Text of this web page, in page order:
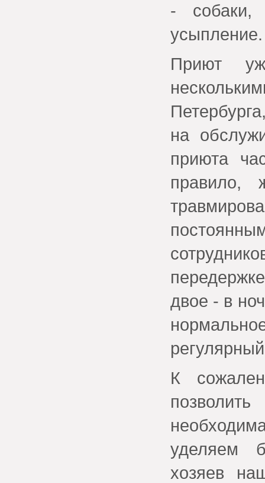
- собаки,
усыпление.
Приют
на
приюта
правило,
двое - в
К
уделяем
хозяев